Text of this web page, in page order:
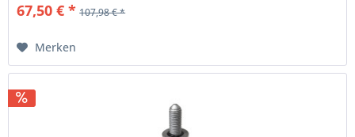
67,50 € * 107,98 € *
Merken